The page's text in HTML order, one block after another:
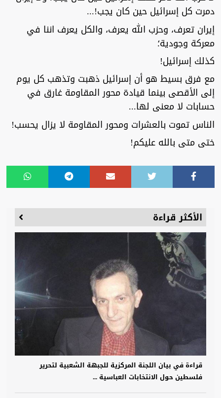
دمرت كل إسرائيل حين كان يجب!...
إيران تعرف، وحزب الله يعرف، والكل يعرف اننا في
معركة وجودية؛
كذلك إسرائيل!
مع فرق بسيط هو أن إسرائيل ذهبت وتذهب كل يوم
إلى الأقصى بينما قيادة محور المقاومة غارق في
حسابات لا معنى لها...
الناس تموت بالعشرات ومحور المقاومة لا يزال يحسب!
ختى متى بالله عليكم!
الأكثر قراءة
قراءة في بيان اللجنة المركزية للجبهة الشعبية لتحرير
فلسطين حول الانتخابات العباسية ...